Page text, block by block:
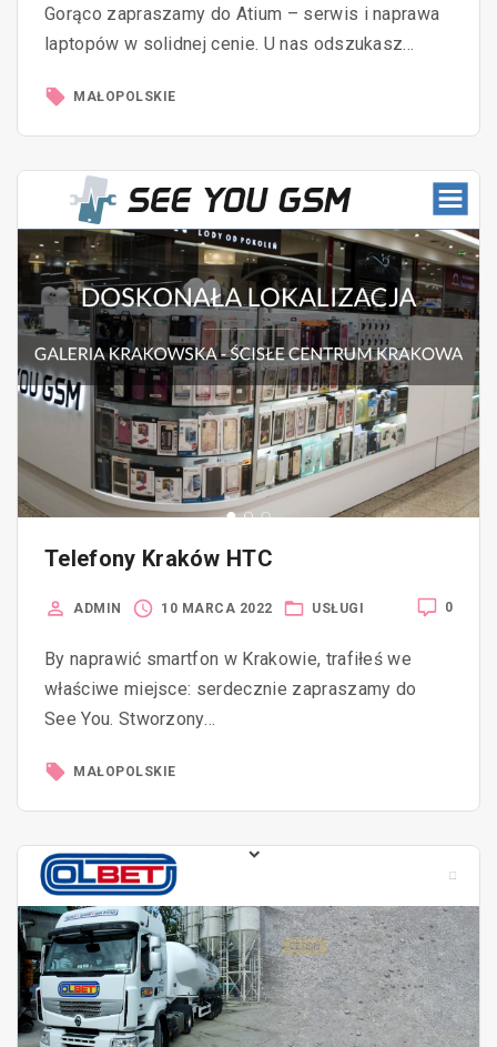
Gorąco zapraszamy do Atium – serwis i naprawa
laptopów w solidnej cenie. U nas odszukasz…
MAŁOPOLSKIE
Telefony Kraków HTC
0
ADMIN 10 MARCA 2022 USŁUGI
By naprawić smartfon w Krakowie, trafiłeś we
właściwe miejsce: serdecznie zapraszamy do
See You. Stworzony…
MAŁOPOLSKIE